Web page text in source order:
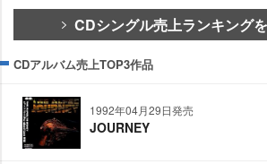
CDシングル売上ランキング
CDアルバム売上TOP3作品
1992年04月29日発売
JOURNEY